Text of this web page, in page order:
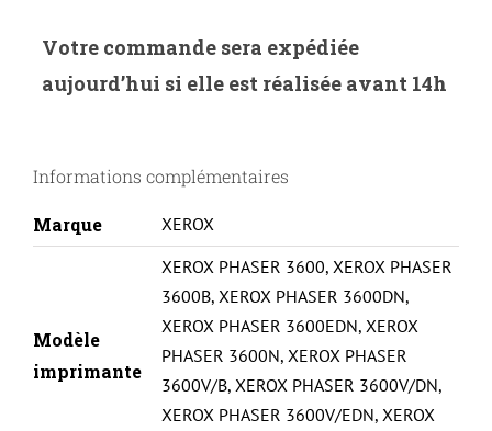
X.3600X-
XEROX
106R01370/106R01371-
CAPA-
Votre commande sera expédiée
aujourd’hui si elle est réalisée avant 14h
Informations complémentaires
Marque XEROX
Modèle
imprimante
XEROX PHASER 3600, XEROX PHASER
3600B, XEROX PHASER 3600DN,
XEROX PHASER 3600EDN, XEROX
PHASER 3600N, XEROX PHASER
3600V/B, XEROX PHASER 3600V/DN,
XEROX PHASER 3600V/EDN, XEROX